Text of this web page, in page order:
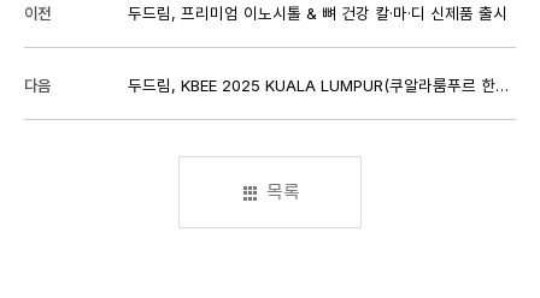
이전 두드림, 프리미엄 이노시톨 & 뼈 건강 칼·마·디 신제품 출시
다음 두드림, KBEE 2025 KUALA LUMPUR(쿠알라룸푸르 한류박람회)참가
목록